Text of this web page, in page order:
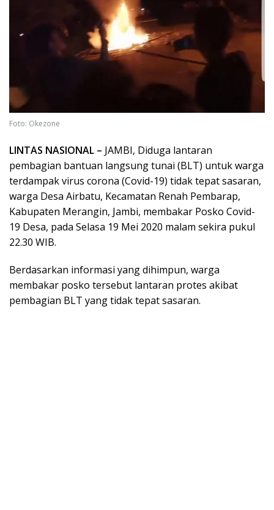
Foto: Okezone
LINTAS NASIONAL – JAMBI, Diduga lantaran
pembagian bantuan langsung tunai (BLT) untuk warga
terdampak virus corona (Covid-19) tidak tepat sasaran,
warga Desa Airbatu, Kecamatan Renah Pembarap,
Kabupaten Merangin, Jambi, membakar Posko Covid-
19 Desa, pada Selasa 19 Mei 2020 malam sekira pukul
22.30 WIB.
Berdasarkan informasi yang dihimpun, warga
membakar posko tersebut lantaran protes akibat
pembagian BLT yang tidak tepat sasaran.